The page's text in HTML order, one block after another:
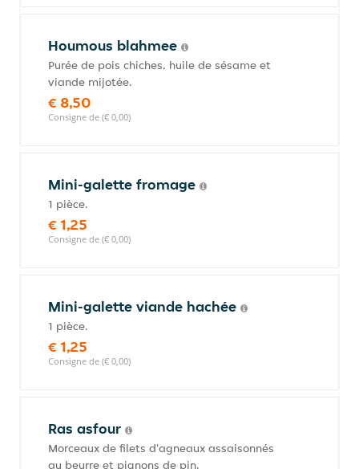
Houmous blahmee
Purée de pois chiches, huile de sésame et
viande mijotée.
€ 8,50
Consigne de (€ 0,00)
Mini-galette fromage
1 pièce.
€ 1,25
Consigne de (€ 0,00)
Mini-galette viande hachée
1 pièce.
€ 1,25
Consigne de (€ 0,00)
Ras asfour
Morceaux de filets d'agneaux assaisonnés
au beurre et pignons de pin.